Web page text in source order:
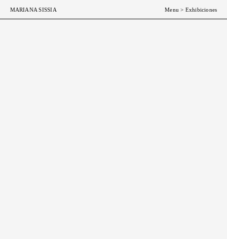
MARIANA SISSIA Menu > Exhibiciones
ESPENG